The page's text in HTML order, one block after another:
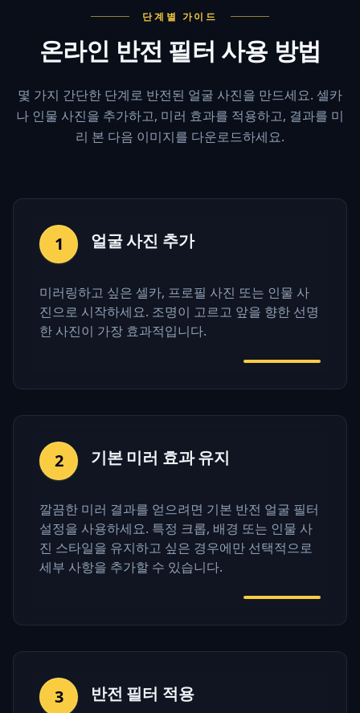
단계별 가이드
온라인 반전 필터 사용 방법
몇 가지 간단한 단계로 반전된 얼굴 사진을 만드세요. 셀카
나 인물 사진을 추가하고, 미러 효과를 적용하고, 결과를 미
리 본 다음 이미지를 다운로드하세요.
1 얼굴 사진 추가
미러링하고 싶은 셀카, 프로필 사진 또는 인물 사
진으로 시작하세요. 조명이 고르고 앞을 향한 선명
한 사진이 가장 효과적입니다.
2 기본 미러 효과 유지
깔끔한 미러 결과를 얻으려면 기본 반전 얼굴 필터
설정을 사용하세요. 특정 크롭, 배경 또는 인물 사
진 스타일을 유지하고 싶은 경우에만 선택적으로
세부 사항을 추가할 수 있습니다.
3 반전 필터 적용